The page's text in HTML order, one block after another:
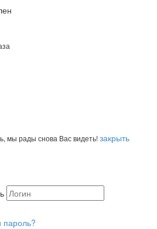
мы рады снова Вас видеть!закрыть